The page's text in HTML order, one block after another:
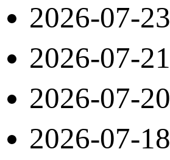
2026-07-23
2026-07-21
2026-07-20
2026-07-18